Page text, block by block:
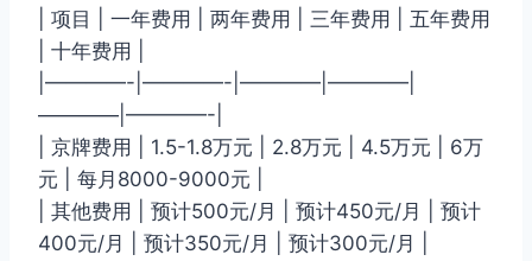
| 项目 | 一年费用 | 两年费用 | 三年费用 | 五年费用
| 十年费用 |
|————-|————-|————|————|
————|————-|
| 京牌费用 | 1.5-1.8万元 | 2.8万元 | 4.5万元 | 6万
元 | 每月8000-9000元 |
| 其他费用 | 预计500元/月 | 预计450元/月 | 预计
400元/月 | 预计350元/月 | 预计300元/月 |